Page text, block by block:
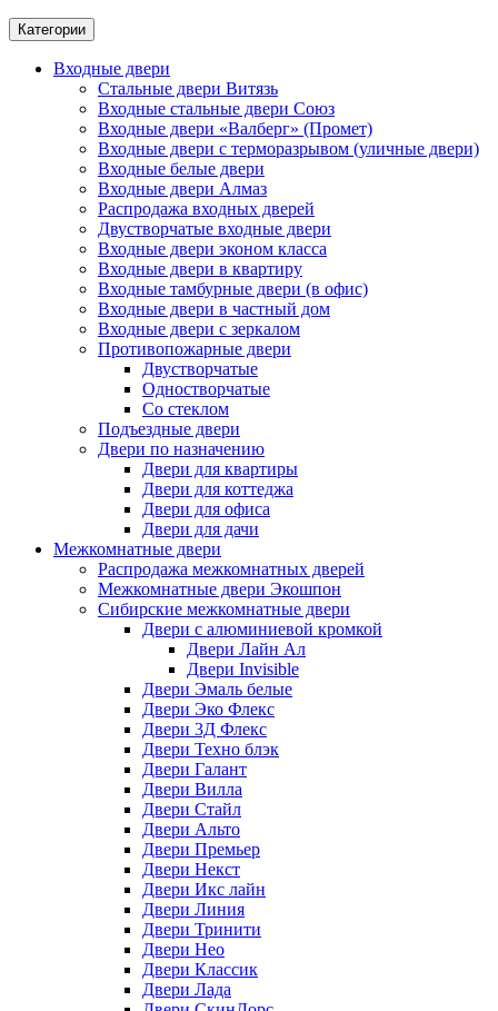
Категории
Входные двери
Стальные двери Витязь
Входные стальные двери Союз
Входные двери «Валберг» (Промет)
Входные двери с терморазрывом (уличные двери)
Входные белые двери
Входные двери Алмаз
Распродажа входных дверей
Двустворчатые входные двери
Входные двери эконом класса
Входные двери в квартиру
Входные тамбурные двери (в офис)
Входные двери в частный дом
Входные двери с зеркалом
Противопожарные двери
Двустворчатые
Одностворчатые
Со стеклом
Подъездные двери
Двери по назначению
Двери для квартиры
Двери для коттеджа
Двери для офиса
Двери для дачи
Межкомнатные двери
Распродажа межкомнатных дверей
Межкомнатные двери Экошпон
Сибирские межкомнатные двери
Двери с алюминиевой кромкой
Двери Лайн Ал
Двери Invisible
Двери Эмаль белые
Двери Эко Флекс
Двери 3Д Флекс
Двери Техно блэк
Двери Галант
Двери Вилла
Двери Стайл
Двери Альто
Двери Премьер
Двери Некст
Двери Икс лайн
Двери Линия
Двери Тринити
Двери Нео
Двери Классик
Двери Лада